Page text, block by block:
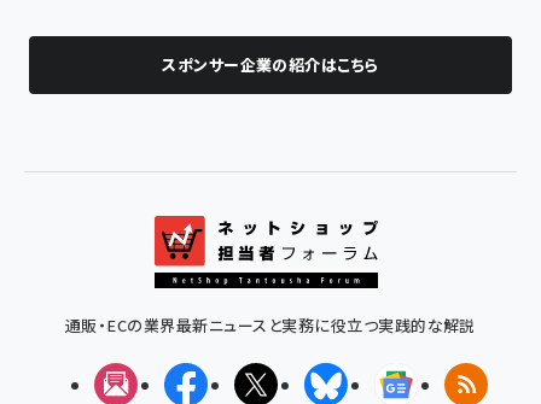
スポンサー企業の紹介はこちら
通販・ECの業界最新ニュースと実務に役立つ実践的な解説
メルマガFacebookX(エックス)BlueskyGoogleニュ
RSS